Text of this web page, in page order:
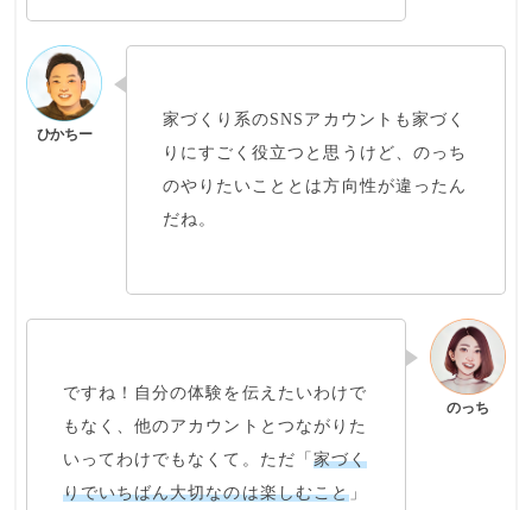
家づくり系のSNSアカウントも家づく
りにすごく役立つと思うけど、 のっち
のやりたいこととは方向性が違った ん
だね。
ですね！自分の体験を伝えたいわけで
もなく、他のアカウントとつながりた
いってわけでもなくて。ただ「 家づく
りでいちばん大切なのは楽しむこと」